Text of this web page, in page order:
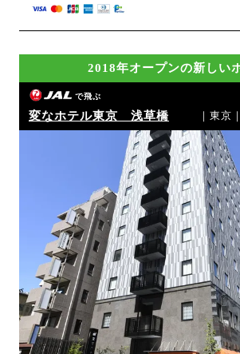
2018年オープンの新しい
で飛ぶ
変なホテル東京 浅草橋 ｜東京